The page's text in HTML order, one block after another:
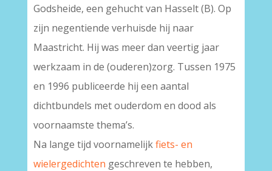
Godsheide, een gehucht van Hasselt (B). Op
zijn negentiende verhuisde hij naar
Maastricht. Hij was meer dan veertig jaar
werkzaam in de (ouderen)zorg. Tussen 1975
en 1996 publiceerde hij een aantal
dichtbundels met ouderdom en dood als
voornaamste thema’s.
Na lange tijd voornamelijkfiets- en
wielergedichten geschreven te hebben,